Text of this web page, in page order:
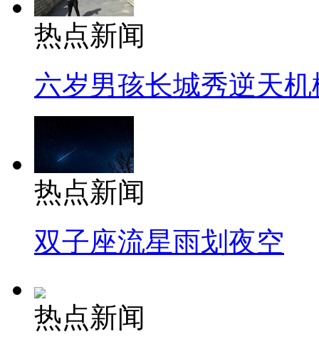
热点新闻
六岁男孩长城秀逆天机
热点新闻
双子座流星雨划夜空
热点新闻